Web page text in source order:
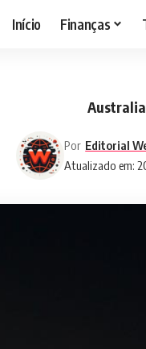
Início Finanças
Atualizado em:
Por Editorial